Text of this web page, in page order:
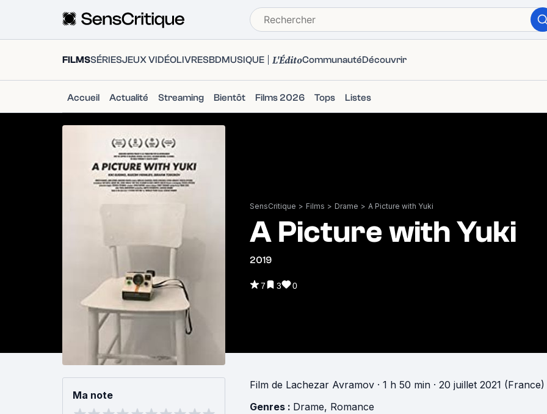
FILMSSÉRIESJEUX VIDÉOLIVRESBDMUSIQUE L'ÉditoCommunautéDécouvrir
Accueil Actualité Streaming Bientôt Films 2026 Tops Listes
SensCritique > Films > Drame > A Picture with Yuki
A Picture with Yuki
2019
7 3 0
Ma note
Film de Lachezar Avramov · 1 h 50 min · 20 juillet 2021 (France)
Genres : Drame, Romance